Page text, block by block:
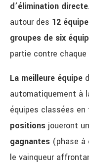
d’élimination directe
autour des 12
groupes de six
partie contre
La meilleure équipe
automatiquement à
équipes classées en
positions joueront
gagnantes (phase à
le vainqueur